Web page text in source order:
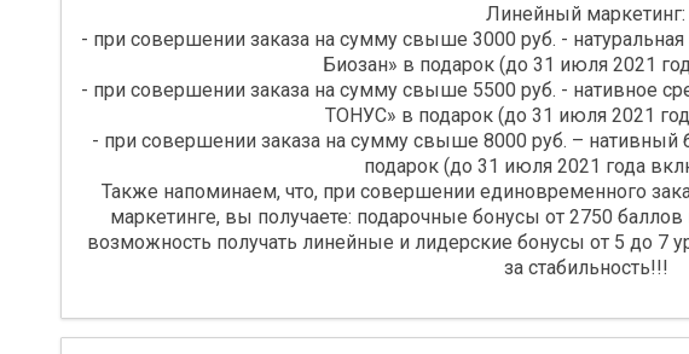
Линейный маркетинг:
- при совершении заказа на сумму свыше 3000 руб. -
Биозан» в подарок (до 31 июля 2021
- при совершении заказа на сумму свыше 5500 руб. - нативное
ТОНУС» в подарок (до 31 июля 2021
- при совершении заказа на сумму свыше 8000 руб. –
подарок (до 31 июля 2021 года
Также напоминаем, что, при совершении единовременного
маркетинге, вы получаете: подарочные бонусы от 2750
возможность получать линейные и лидерские бонусы ‪от 5 до 7‬
за стабильность!!!